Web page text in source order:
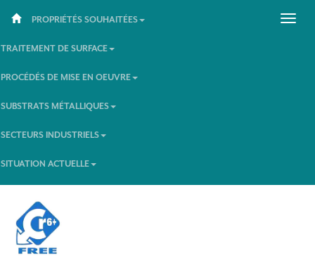
PROPRIÉTÉS SOUHAITÉES
TRAITEMENT DE SURFACE
PROCÉDÉS DE MISE EN OEUVRE
SUBSTRATS MÉTALLIQUES
SECTEURS INDUSTRIELS
SITUATION ACTUELLE